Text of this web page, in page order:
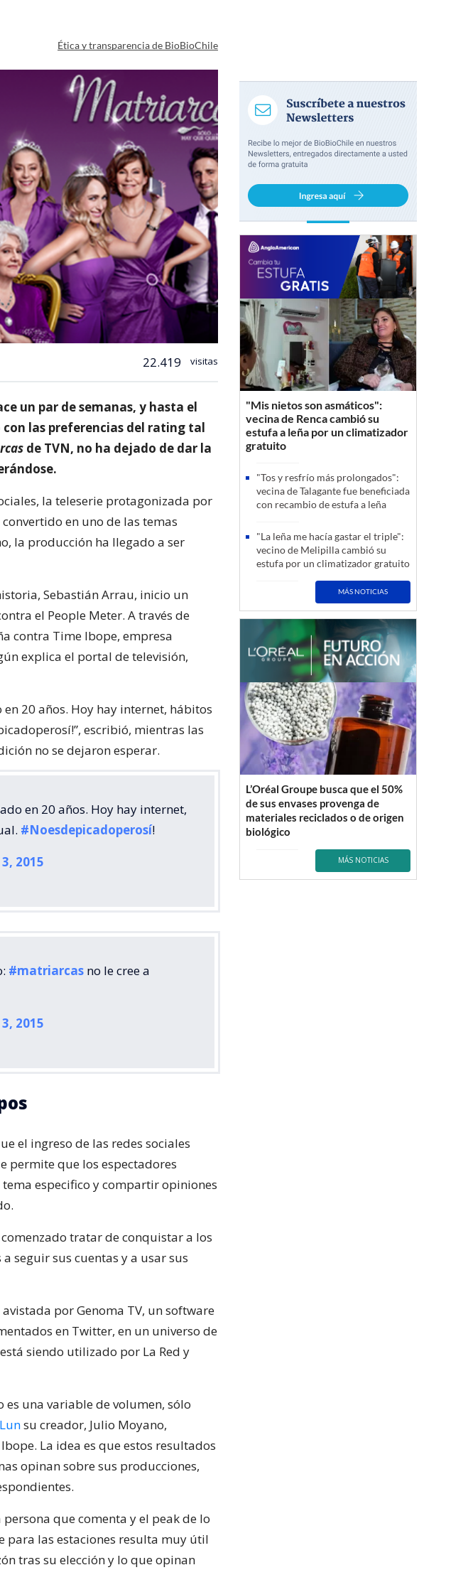
Ética y transparencia de BioBioChile
22.419 visitas
un par de semanas, y hasta el
con las preferencias del rating tal
de TVN, no ha dejado de dar la
la teleserie protagonizada por
en uno de las temas
la producción ha llegado a ser
Sebastián Arrau, inicio un
el People Meter. A través de
contra Time Ibope, empresa
explica el portal de televisión,
20 años. Hoy hay internet, hábitos
escribió, mientras las
no se dejaron esperar.
en 20 años. Hoy hay internet,
#Noesdepicadoperosí!
2015
#matriarcas no le cree a
2015
el ingreso de las redes sociales
permite que los espectadores
especifico y compartir opiniones
tratar de conquistar a los
seguir sus cuentas y a usar sus
por Genoma TV, un software
en Twitter, en un universo de
siendo utilizado por La Red y
una variable de volumen, sólo
Lunsu creador, Julio Moyano,
La idea es que estos resultados
opinan sobre sus producciones,
que comenta y el peak de lo
para las estaciones resulta muy útil
tras su elección y lo que opinan
"Mis nietos son asmáticos":
vecina de Renca cambió su
estufa a leña por un climatizador
gratuito
"Tos y resfrío más prolongados":
vecina de Talagante fue beneficiada
con recambio de estufa a leña
"La leña me hacía gastar el triple":
vecino de Melipilla cambió su
estufa por un climatizador gratuito
MÁS NOTICIAS
L’Oréal Groupe busca que el 50%
de sus envases provenga de
materiales reciclados o de origen
biológico
MÁS NOTICIAS